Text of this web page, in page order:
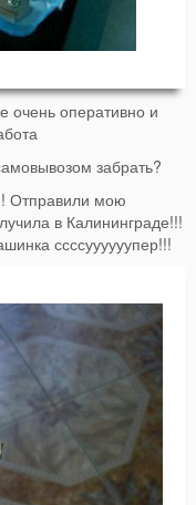
очень оперативно и
забрать?
Отправили мою
в Калининграде!!!
ссссуууууупер!!!